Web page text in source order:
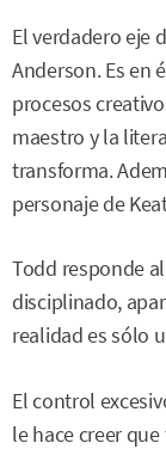
El verdadero eje
Anderson. Es en
procesos
maestro y la
transforma.
personaje de
Todd responde
disciplinado,
realidad es sólo
El control
le hace creer